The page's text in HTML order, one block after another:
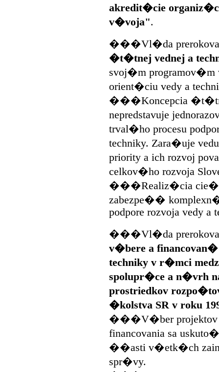
akredit�cie
v�voja".
���Vl�da
�t�tnej vednej a
svoj�m
orient�ciu vedy a
���Koncepcia
nepredstavuje
trval�ho procesu
techniky. Zara�uje
priority a ich rozvoj
celkov�ho rozvoja
���Realiz�cia
zabezpe��
podpore rozvoja vedy a
���Vl�da
v�bere a
techniky v r�mci
spolupr�ce a n�vrh
prostriedkov
�kolstva SR v roku
���V�ber projektov
financovania sa
��asti v�etk�ch
spr�vy.